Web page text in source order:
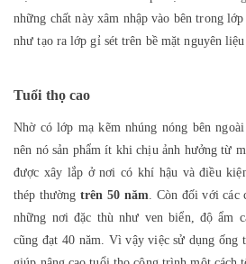
những chất này xâm nhập vào bên trong
như tạo ra lớp gỉ sét trên bề mặt nguyên liệu.
Tuổi thọ cao
Nhờ có lớp mạ kẽm nhúng nóng bên
nên nó sản phẩm ít khi chịu ảnh hưởng từ
được xây lắp ở nơi có khí hậu và điều
thép thườngtrên 50 năm. Còn đối với các
những nơi đặc thù như ven biển, độ ẩm
cũng đạt 40 năm. Vì vậy việc sử dụng ống